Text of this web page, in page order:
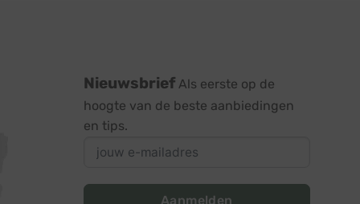
Nieuwsbrief Als eerste op de
hoogte van de beste aanbiedingen
en tips.
Aanmelden